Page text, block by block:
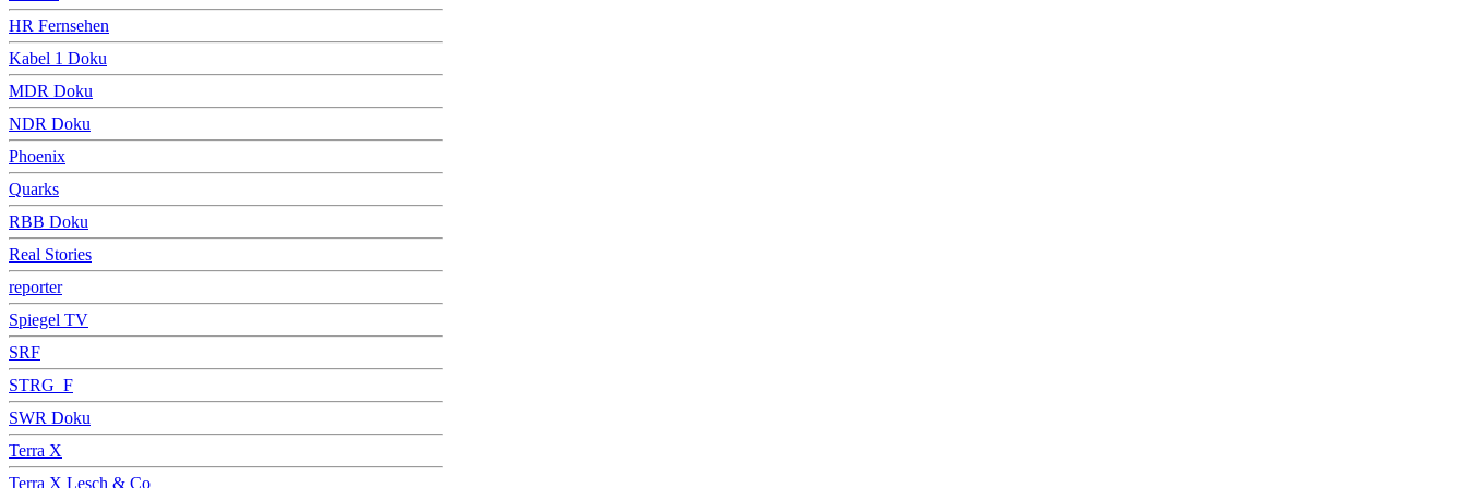
HR Fernsehen
Kabel 1 Doku
MDR Doku
NDR Doku
Phoenix
Quarks
RBB Doku
Real Stories
reporter
Spiegel TV
SRF
STRG_F
SWR Doku
Terra X
Terra X Lesch & Co